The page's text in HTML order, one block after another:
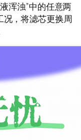
浑浊”中的任意两
，将滤芯更换周